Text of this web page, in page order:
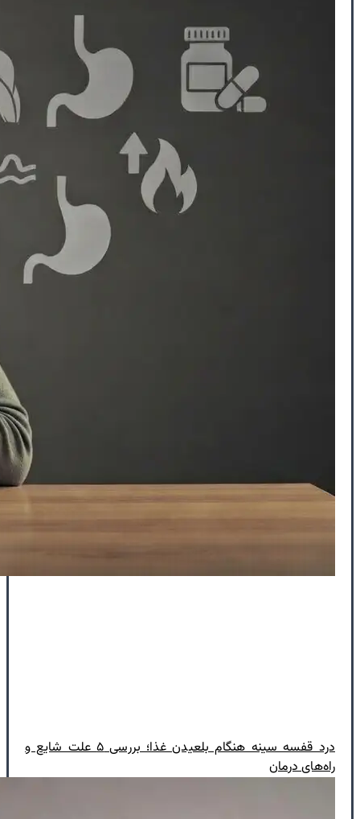
درد قفسه سینه هنگام بلعیدن غذا؛ بررسی ۵ علت شایع و
راه‌های درمان